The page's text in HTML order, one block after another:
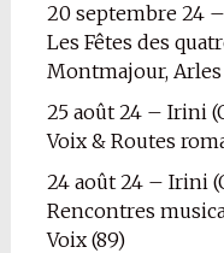
20 septembre 24
Les Fêtes des
Montmajour, Arles
25 août 24 – Irini
Voix & Routes
24 août 24 – Irini
Rencontres
Voix (89)